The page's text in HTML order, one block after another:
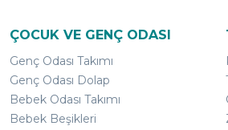
ÇOCUK VE GENÇ ODASI
Genç Odası Takımı
Genç Odası Dolap
Bebek Odası Takımı
Bebek Beşikleri